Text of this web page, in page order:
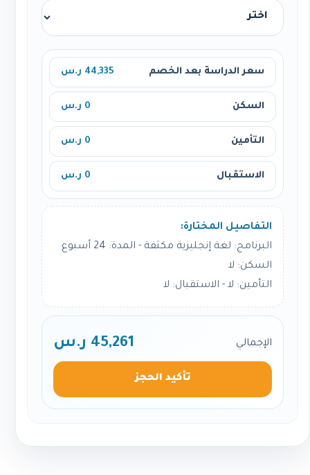
سعر الدراسة بعد الخصم 44,335 ر.س
السكن 0 ر.س
التأمين 0 ر.س
الاستقبال 0 ر.س
التفاصيل المختارة:
البرنامج: لغة إنجليزية مكثفة - المدة: 24 أسبوع
السكن: لا
التأمين: لا - الاستقبال: لا
الإجمالي 45,261 ر.س
تأكيد الحجز